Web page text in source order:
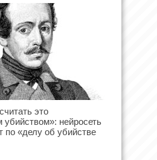
это
нейросеть
по «делу об убийстве